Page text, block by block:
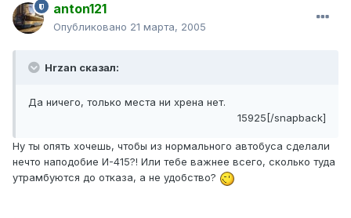
anton121
Опубликовано 21 марта, 2005
Hrzan сказал:
Да ничего, только места ни хрена нет.
15925[/snapback]
Ну ты опять хочешь, чтобы из нормального автобуса сделали
нечто наподобие И-415?! Или тебе важнее всего, сколько туда
утрамбуются до отказа, а не удобство?